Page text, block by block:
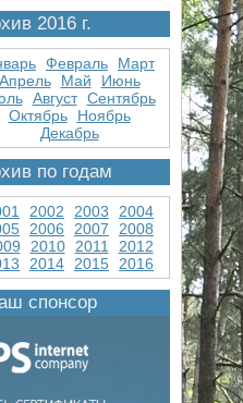
2016 г.
Февраль
Март
Апрель
Май
Июнь
Август Сентябрь
Октябрь
Ноябрь
Декабрь
по годам
2002 2003
2004
2006 2007
2008
2010 2011
2012
2014 2015 2016
спонсор